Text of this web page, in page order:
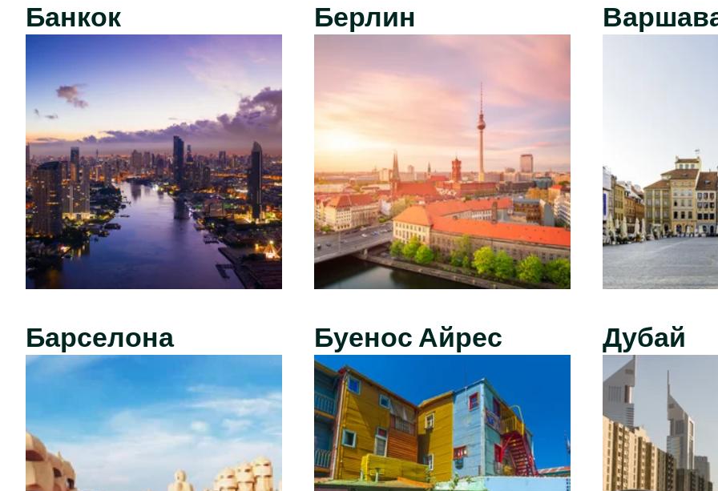
Банкок
Барселона
Берлин
Буенос Айрес Дубай